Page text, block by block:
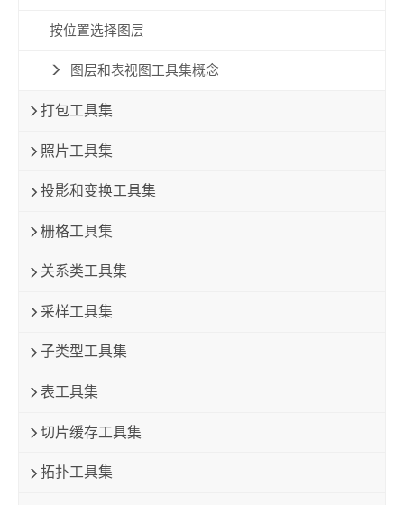
按位置选择图层
图层和表视图工具集概念
打包工具集
照片工具集
投影和变换工具集
栅格工具集
关系类工具集
采样工具集
子类型工具集
表工具集
切片缓存工具集
拓扑工具集